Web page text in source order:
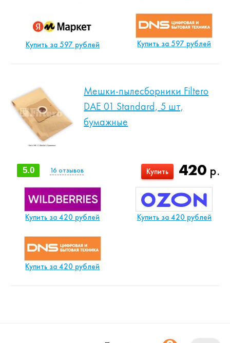
Купить за 597 рублей Купить за 597 рублей
Мешки-пылесборники Filtero
DAE 01 Standard, 5 шт,
бумажные
420 р.
Купить
5.0 16 отзывов
Купить за 420 рублей Купить за 420 рублей
Купить за 420 рублей